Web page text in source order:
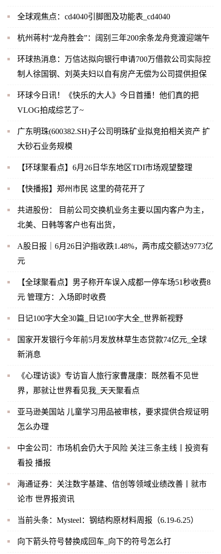
全球观焦点：cd4040引脚图及功能表_cd4040
杭州蒋村“龙舟胜会”：阔别三年200余条龙舟竞渡迎端午
环球热消息：万信达拟向银行申请700万借款公司实际控
制人徐国钢、刘英夫妇以自有房产无偿为公司提供担保
环球今日讯！《快乐的大人》今日首播！他们真的把
VLOG拍成综艺了~
广东明珠(600382.SH)子公司明珠矿业拟竞拍相关资产 扩
大砂石业务规模
【环球聚看点】6月26日华东地区TDI市场观望整理
【快播报】郑州市民 这里的荷花开了
共进股份： 目前公司交换机业务主要以国内客户为主，
北美、日韩等客户也有出货，
A股日报｜6月26日沪指收跌1.48%，两市成交额达9773亿
元
【全球聚看点】男子称开车误入成都一停车场51秒收费8
元 管理方：入场即时收费
日记100字大全30篇_日记100字大全_世界新视野
国家开发银行今年前5月发放林草生态贷款74亿元_全球
新消息
《心理访谈》专访盲人旅行家曹晟康：既然看不见世
界，那就让世界看见我_天天聚看点
亚马逊美国站 儿童学习用品被审核，要求提供合规证明
怎么办理
中金公司：市场机会仍大于风险 关注三条主线丨投资有
看投 播报
海通证券：关注数字基建、信创等领域业绩改善丨就市
论市 世界报资讯
当前头条：Mysteel：钢结构原材料周报（6.19-6.25）
向下箭头符号替换成回车_向下的符号怎么打